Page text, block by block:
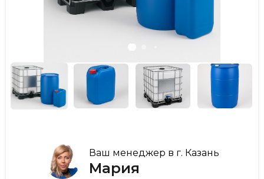
Ваш менеджер в г. Казань
Мария